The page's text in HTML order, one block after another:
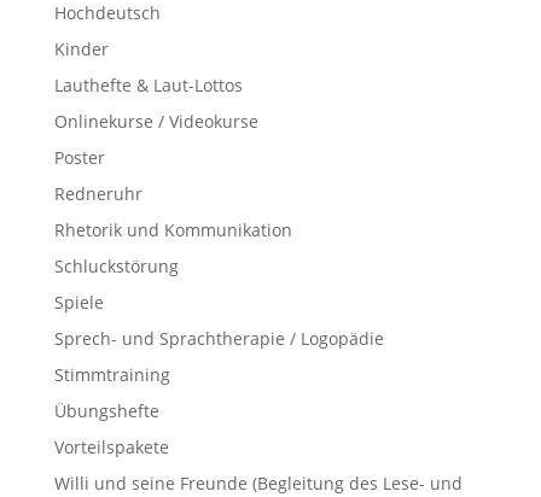
Hochdeutsch
Kinder
Lauthefte & Laut-Lottos
Onlinekurse / Videokurse
Poster
Redneruhr
Rhetorik und Kommunikation
Schluckstörung
Spiele
Sprech- und Sprachtherapie / Logopädie
Stimmtraining
Übungshefte
Vorteilspakete
Willi und seine Freunde (Begleitung des Lese- und